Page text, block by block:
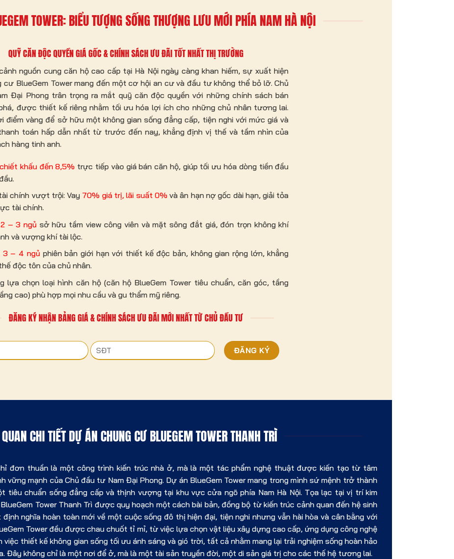
TOWER: BIỂU TƯỢNG SỐNG THƯỢNG LƯU MỚI PHÍA NAM HÀ NỘI
QUỸ CĂN ĐỘC QUYỀN GIÁ GỐC & CHÍNH SÁCH ƯU ĐÃI TỐT NHẤT THỊ TRƯỜNG
nguồn cung căn hộ cao cấp tại Hà Nội ngày càng khan hiếm, sự xuất hiện
cư BlueGem Tower mang đến một cơ hội an cư và đầu tư không thể bỏ lỡ. Chủ
Đại Phong trân trọng ra mắt quỹ căn độc quyền với những chính sách bán
được thiết kế riêng nhằm tối ưu hóa lợi ích cho những chủ nhân tương lai.
điểm vàng để sở hữu một không gian sống đẳng cấp, tiện nghi với mức giá và
toán hấp dẫn nhất từ trước đến nay, khẳng định vị thế và tầm nhìn của
hàng tinh anh.
khấu đến 8,5% trực tiếp vào giá bán căn hộ, giúp tối ưu hóa dòng tiền đầu
chính vượt trội: Vay 70% giá trị, lãi suất 0%và ân hạn nợ gốc dài hạn, giải tỏa
tài chính.
2 – 3 ngủsở hữu tầm view công viên và mặt sông đắt giá, đón trọn không khí
và vượng khí tài lộc.
3 – 4 ngủphiên bản giới hạn với thiết kế độc bản, không gian rộng lớn, khẳng
độc tôn của chủ nhân.
lựa chọn loại hình căn hộ (căn hộ BlueGem Tower tiêu chuẩn, căn góc, tầng
cao) phù hợp mọi nhu cầu và gu thẩm mỹ riêng.
ĐĂNG KÝ NHẬN BẢNG GIÁ & CHÍNH SÁCH ƯU ĐÃI MỚI NHẤT TỪ CHỦ ĐẦU TƯ
CHI TIẾT DỰ ÁN CHUNG CƯ BLUEGEM TOWER THANH TRÌ
đơn thuần là một công trình kiến trúc nhà ở, mà là một tác phẩm nghệ thuật được kiến tạo từ tâm
vững mạnh của Chủ đầu tư Nam Đại Phong. Dự án BlueGem Tower mang trong mình sứ mệnh trở thành
tiêu chuẩn sống đẳng cấp và thịnh vượng tại khu vực cửa ngõ phía Nam Hà Nội. Tọa lạc tại vị trí kim
Tower Thanh Trì được quy hoạch một cách bài bản, đồng bộ từ kiến trúc cảnh quan đến hệ sinh
nghĩa hoàn toàn mới về một cuộc sống đô thị hiện đại, tiện nghi nhưng vẫn hài hòa và cân bằng với
Tower đều được chau chuốt tỉ mỉ, từ việc lựa chọn vật liệu xây dựng cao cấp, ứng dụng công nghệ
việc thiết kế không gian sống tối ưu ánh sáng và gió trời, tất cả nhằm mang lại trải nghiệm sống hoàn hảo
Đây không chỉ là một nơi để ở, mà là một tài sản truyền đời, một di sản giá trị cho các thế hệ tương lai.